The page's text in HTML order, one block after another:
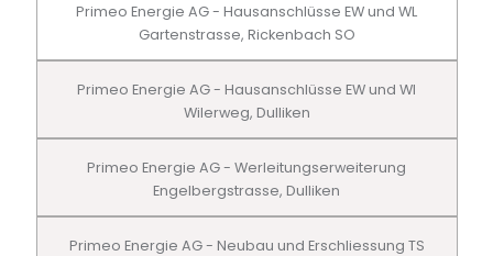
Primeo Energie AG - Hausanschlüsse EW und WL
Gartenstrasse, Rickenbach SO
Primeo Energie AG - Hausanschlüsse EW und Wl
Wilerweg, Dulliken
Primeo Energie AG - Werleitungserweiterung
Engelbergstrasse, Dulliken
Primeo Energie AG - Neubau und Erschliessung TS